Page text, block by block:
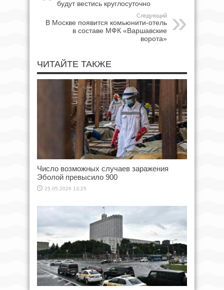
будут вестись круглосуточно
Следующий
В Москве появится комьюнити-отель
в составе МФК «Варшавские
ворота»
ЧИТАЙТЕ ТАКЖЕ
Число возможных случаев заражения
Эболой превысило 900
25.05.2026 13:25